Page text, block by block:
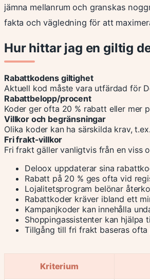
jämna mellanrum och granskas
fakta och vägledning för att
Hur hittar jag en giltig
Rabattkodens giltighet
Aktuell kod måste vara utfärdad för
Rabattbelopp/procent
Koder ger ofta 20 % rabatt eller mer
Villkor och begränsningar
Olika koder kan ha särskilda krav,
Fri frakt-villkor
Fri frakt gäller vanligtvis från en viss
Deloox uppdaterar sina
Rabatt på 20 % ges ofta vid
Lojalitetsprogram belönar
Rabattkoder kräver ibland ett
Kampanjkoder kan innehålla
Shoppingassistenter kan
Tillgång till fri frakt baseras
Kriterium